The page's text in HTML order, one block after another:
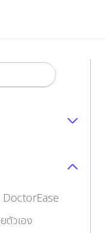
DoctorEase
ตัวเอง